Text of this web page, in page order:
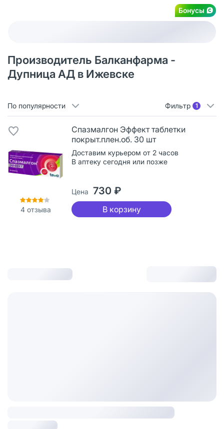
Бонусы
Производитель Балканфарма -
Дупница АД в Ижевске
По популярности Фильтр 1
4отзыва
Спазмалгон Эффект таблетки
покрыт.плен.об. 30 шт
Доставим курьером от 2 часов
В аптеку сегодня или позже
Цена 730 ₽
В корзину